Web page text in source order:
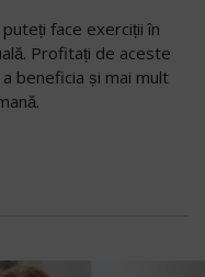
face exerciții în
Profitați de aceste
beneficia și mai mult